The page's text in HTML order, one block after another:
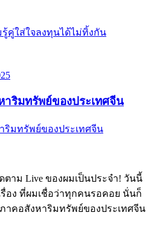
รู้คู่ใส่ใจลงทุนได้ไม่ทิ้งกัน
ริมทรัพย์ของประเทศจีน
าม Live ของผมเป็นประจำ! วันนี้
รื่อง ที่ผมเชื่อว่าทุกคนรอคอย นั่นก็
าคอสังหาริมทรัพย์ของประเทศจีน